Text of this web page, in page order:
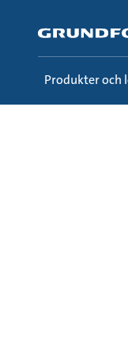
huvudinnehållet
Produkter